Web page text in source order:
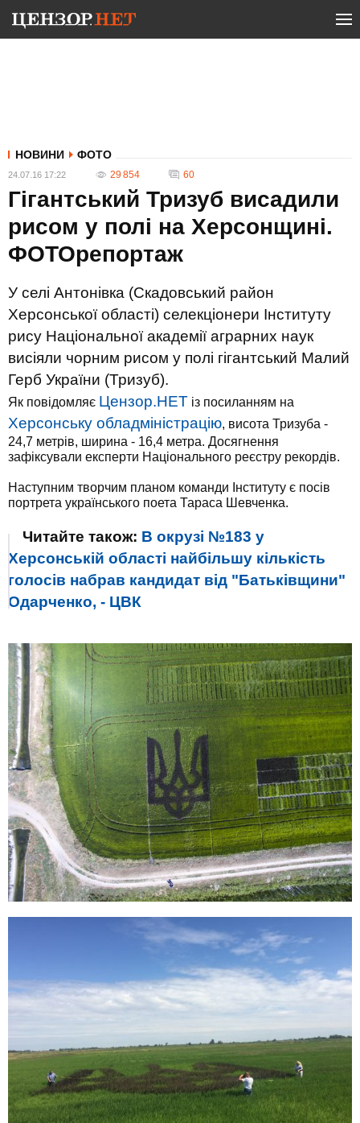
НОВИНИ ФОТО
24.07.16 17:22 29 854 60
Гігантський Тризуб висадили
рисом у полі на Херсонщині.
ФОТОрепортаж
У селі Антонівка (Скадовський район
Херсонської області) селекціонери Інституту
рису Національної академії аграрних наук
висіяли чорним рисом у полі гігантський Малий
Герб України (Тризуб).
Як повідомляє Цензор.НЕТ із посиланням на
Херсонську обладміністрацію, висота Тризуба -
24,7 метрів, ширина - 16,4 метра. Досягнення
зафіксували експерти Національного реєстру рекордів.
Наступним творчим планом команди Інституту є посів
портрета українського поета Тараса Шевченка.
Читайте також: В окрузі №183 у
Херсонській області найбільшу кількість
голосів набрав кандидат від "Батьківщини"
Одарченко, - ЦВК